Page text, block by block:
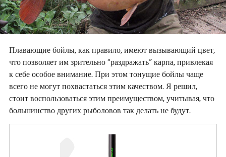
Плавающие бойлы, как правило, имеют вызывающий цвет,
что позволяет им зрительно “раздражать” карпа, привлекая
к себе особое внимание. При этом тонущие бойлы чаще
всего не могут похвастаться этим качеством. Я решил,
стоит воспользоваться этим преимуществом, учитывая, что
большинство других рыболовов так делать не будут.